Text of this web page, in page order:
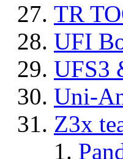
TR
UFI
UFS3
Uni-
Z3x